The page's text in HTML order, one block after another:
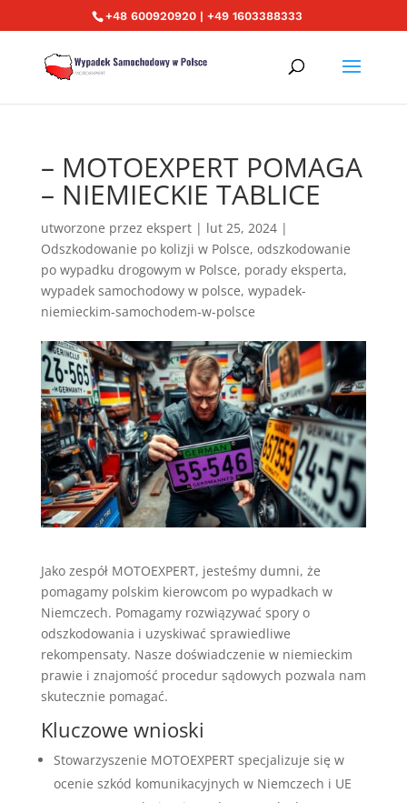
+48 600920920 | +49 1603388333
– MOTOEXPERT POMAGA
– NIEMIECKIE TABLICE
utworzone przez ekspert| lut 25, 2024|
Odszkodowanie po kolizji w Polsce, odszkodowanie
po wypadku drogowym w Polsce, porady eksperta,
wypadek samochodowy w polsce, wypadek-
niemieckim-samochodem-w-polsce
Jako zespół MOTOEXPERT, jesteśmy dumni, że
pomagamy polskim kierowcom po wypadkach w
Niemczech. Pomagamy rozwiązywać spory o
odszkodowania i uzyskiwać sprawiedliwe
rekompensaty. Nasze doświadczenie w niemieckim
prawie i znajomość procedur sądowych pozwala nam
skutecznie pomagać.
Kluczowe wnioski
Stowarzyszenie MOTOEXPERT specjalizuje się w
ocenie szkód komunikacyjnych w Niemczech i UE